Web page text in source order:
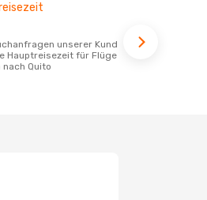
Hauptreisezeit für Flüge von
nach Quito